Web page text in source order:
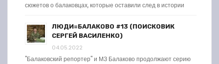
сюжетов о балаковцах, которые оставили след в истории
ЛЮДИ=БАЛАКОВО #13 (ПОИСКОВИК
СЕРГЕЙ ВАСИЛЕНКО)
04.05.2022
"Балаковский репортер" и МЗ Балаково продолжают серию